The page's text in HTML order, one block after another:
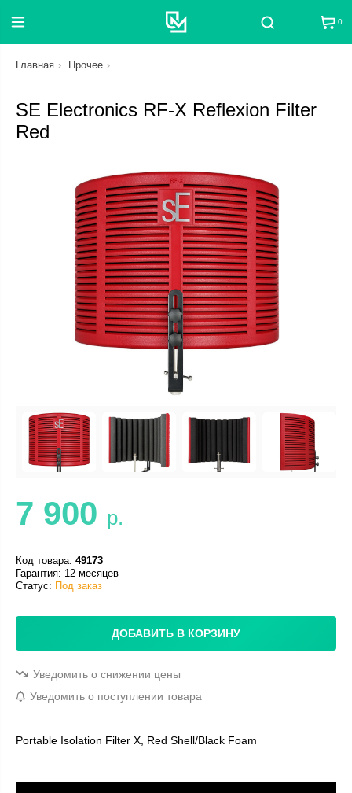
Поиск 0
Главная Прочее
SE Electronics RF-X Reflexion Filter
Red
7 900 р.
Код товара: 49173
Гарантия: 12 месяцев
Статус: Под заказ
ДОБАВИТЬ В КОРЗИНУ
Уведомить о снижении цены
Уведомить о поступлении товара
Portable Isolation Filter X, Red Shell/Black Foam